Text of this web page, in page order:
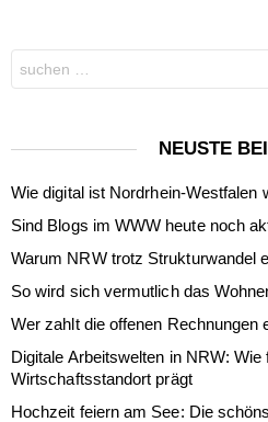
for:
NEUSTE
Wie digital ist Nordrhein-Westfalen
Sind Blogs im WWW heute noch
Warum NRW trotz Strukturwandel
So wird sich vermutlich das
Wer zahlt die offenen Rechnungen
Digitale Arbeitswelten in NRW:
Wirtschaftsstandort prägt
Hochzeit feiern am See: Die